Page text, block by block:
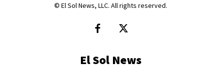
© El Sol News, LLC. All rights reserved.
El Sol News